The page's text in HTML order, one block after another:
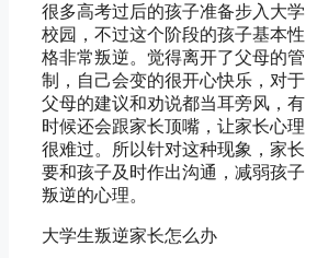
很多高考过后的孩子准备步入大学
校园，不过这个阶段的孩子基本性
格非常叛逆。觉得离开了父母的管
制，自己会变的很开心快乐，对于
父母的建议和劝说都当耳旁风，有
时候还会跟家长顶嘴，让家长心理
很难过。所以针对这种现象，家长
要和孩子及时作出沟通，减弱孩子
叛逆的心理。
大学生叛逆家长怎么办